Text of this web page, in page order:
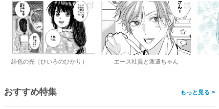
緋色の光（ひいろのひかり） エース社員と派遣ちゃん
おすすめ特集 >